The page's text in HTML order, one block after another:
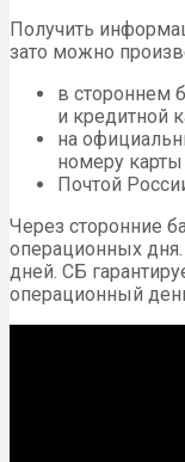
Получить
зато можно
в стороннем
и кредитной
на
номеру карты
Почтой
Через сторонние
операционных
дней. СБ
операционный